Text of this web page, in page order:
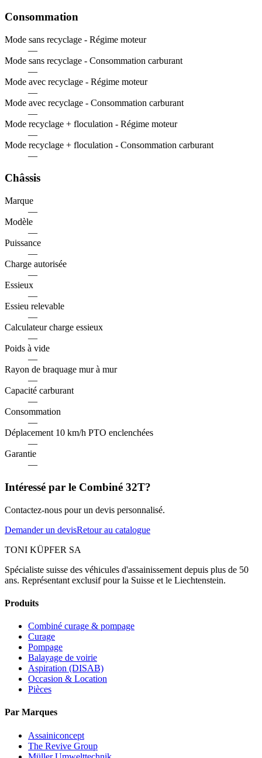
Consommation
Mode sans recyclage - Régime moteur
—
Mode sans recyclage - Consommation carburant
—
Mode avec recyclage - Régime moteur
—
Mode avec recyclage - Consommation carburant
—
Mode recyclage + floculation - Régime moteur
—
Mode recyclage + floculation - Consommation carburant
—
Châssis
Marque
—
Modèle
—
Puissance
—
Charge autorisée
—
Essieux
—
Essieu relevable
—
Calculateur charge essieux
—
Poids à vide
—
Rayon de braquage mur à mur
—
Capacité carburant
—
Consommation
—
Déplacement 10 km/h PTO enclenchées
—
Garantie
—
Intéressé par le Combiné 32T?
Contactez-nous pour un devis personnalisé.
Demander un devisRetour au catalogue
TONI KÜPFER SA
Spécialiste suisse des véhicules d'assainissement depuis plus de 50
ans. Représentant exclusif pour la Suisse et le Liechtenstein.
Produits
Combiné curage & pompage
Curage
Pompage
Balayage de voirie
Aspiration (DISAB)
Occasion & Location
Pièces
Par Marques
Assainiconcept
The Revive Group